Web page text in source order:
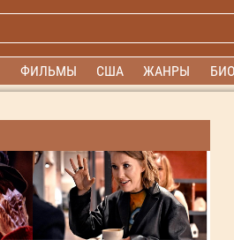
ФИЛЬМЫ США ЖАНРЫ